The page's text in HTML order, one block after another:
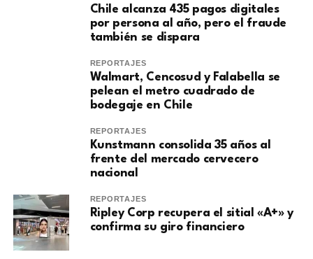
Chile alcanza 435 pagos digitales
por persona al año, pero el fraude
también se dispara
REPORTAJES
Walmart, Cencosud y Falabella se
pelean el metro cuadrado de
bodegaje en Chile
REPORTAJES
Kunstmann consolida 35 años al
frente del mercado cervecero
nacional
REPORTAJES
Ripley Corp recupera el sitial «A+» y
confirma su giro financiero